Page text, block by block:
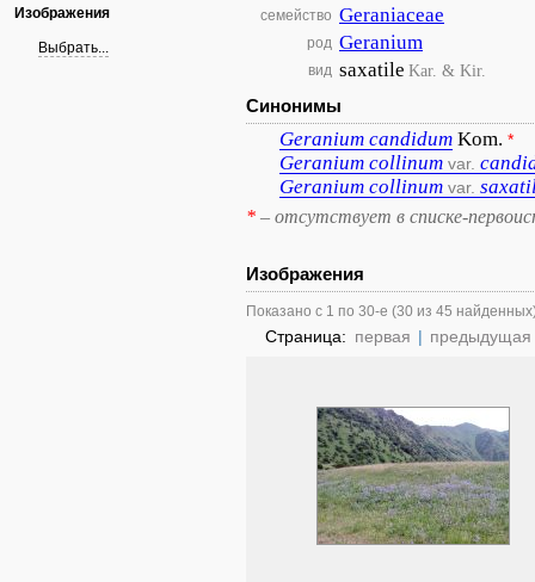
Изображения
Выбрать...
семейство Geraniaceae
род Geranium
вид saxatile Kar. & Kir.
Синонимы
Geranium candidum Kom. *
Geranium collinum var.
Geranium collinum var.
* – отсутствует в списке-
Изображения
Показано с 1 по 30-е (30 из 45
Страница: первая | предыдущая